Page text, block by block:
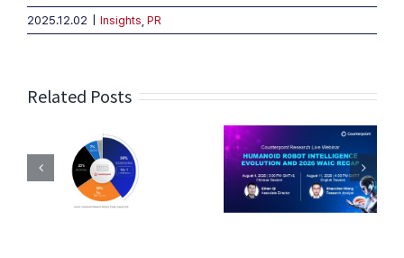
2025.12.02 Insights PR
Related Posts